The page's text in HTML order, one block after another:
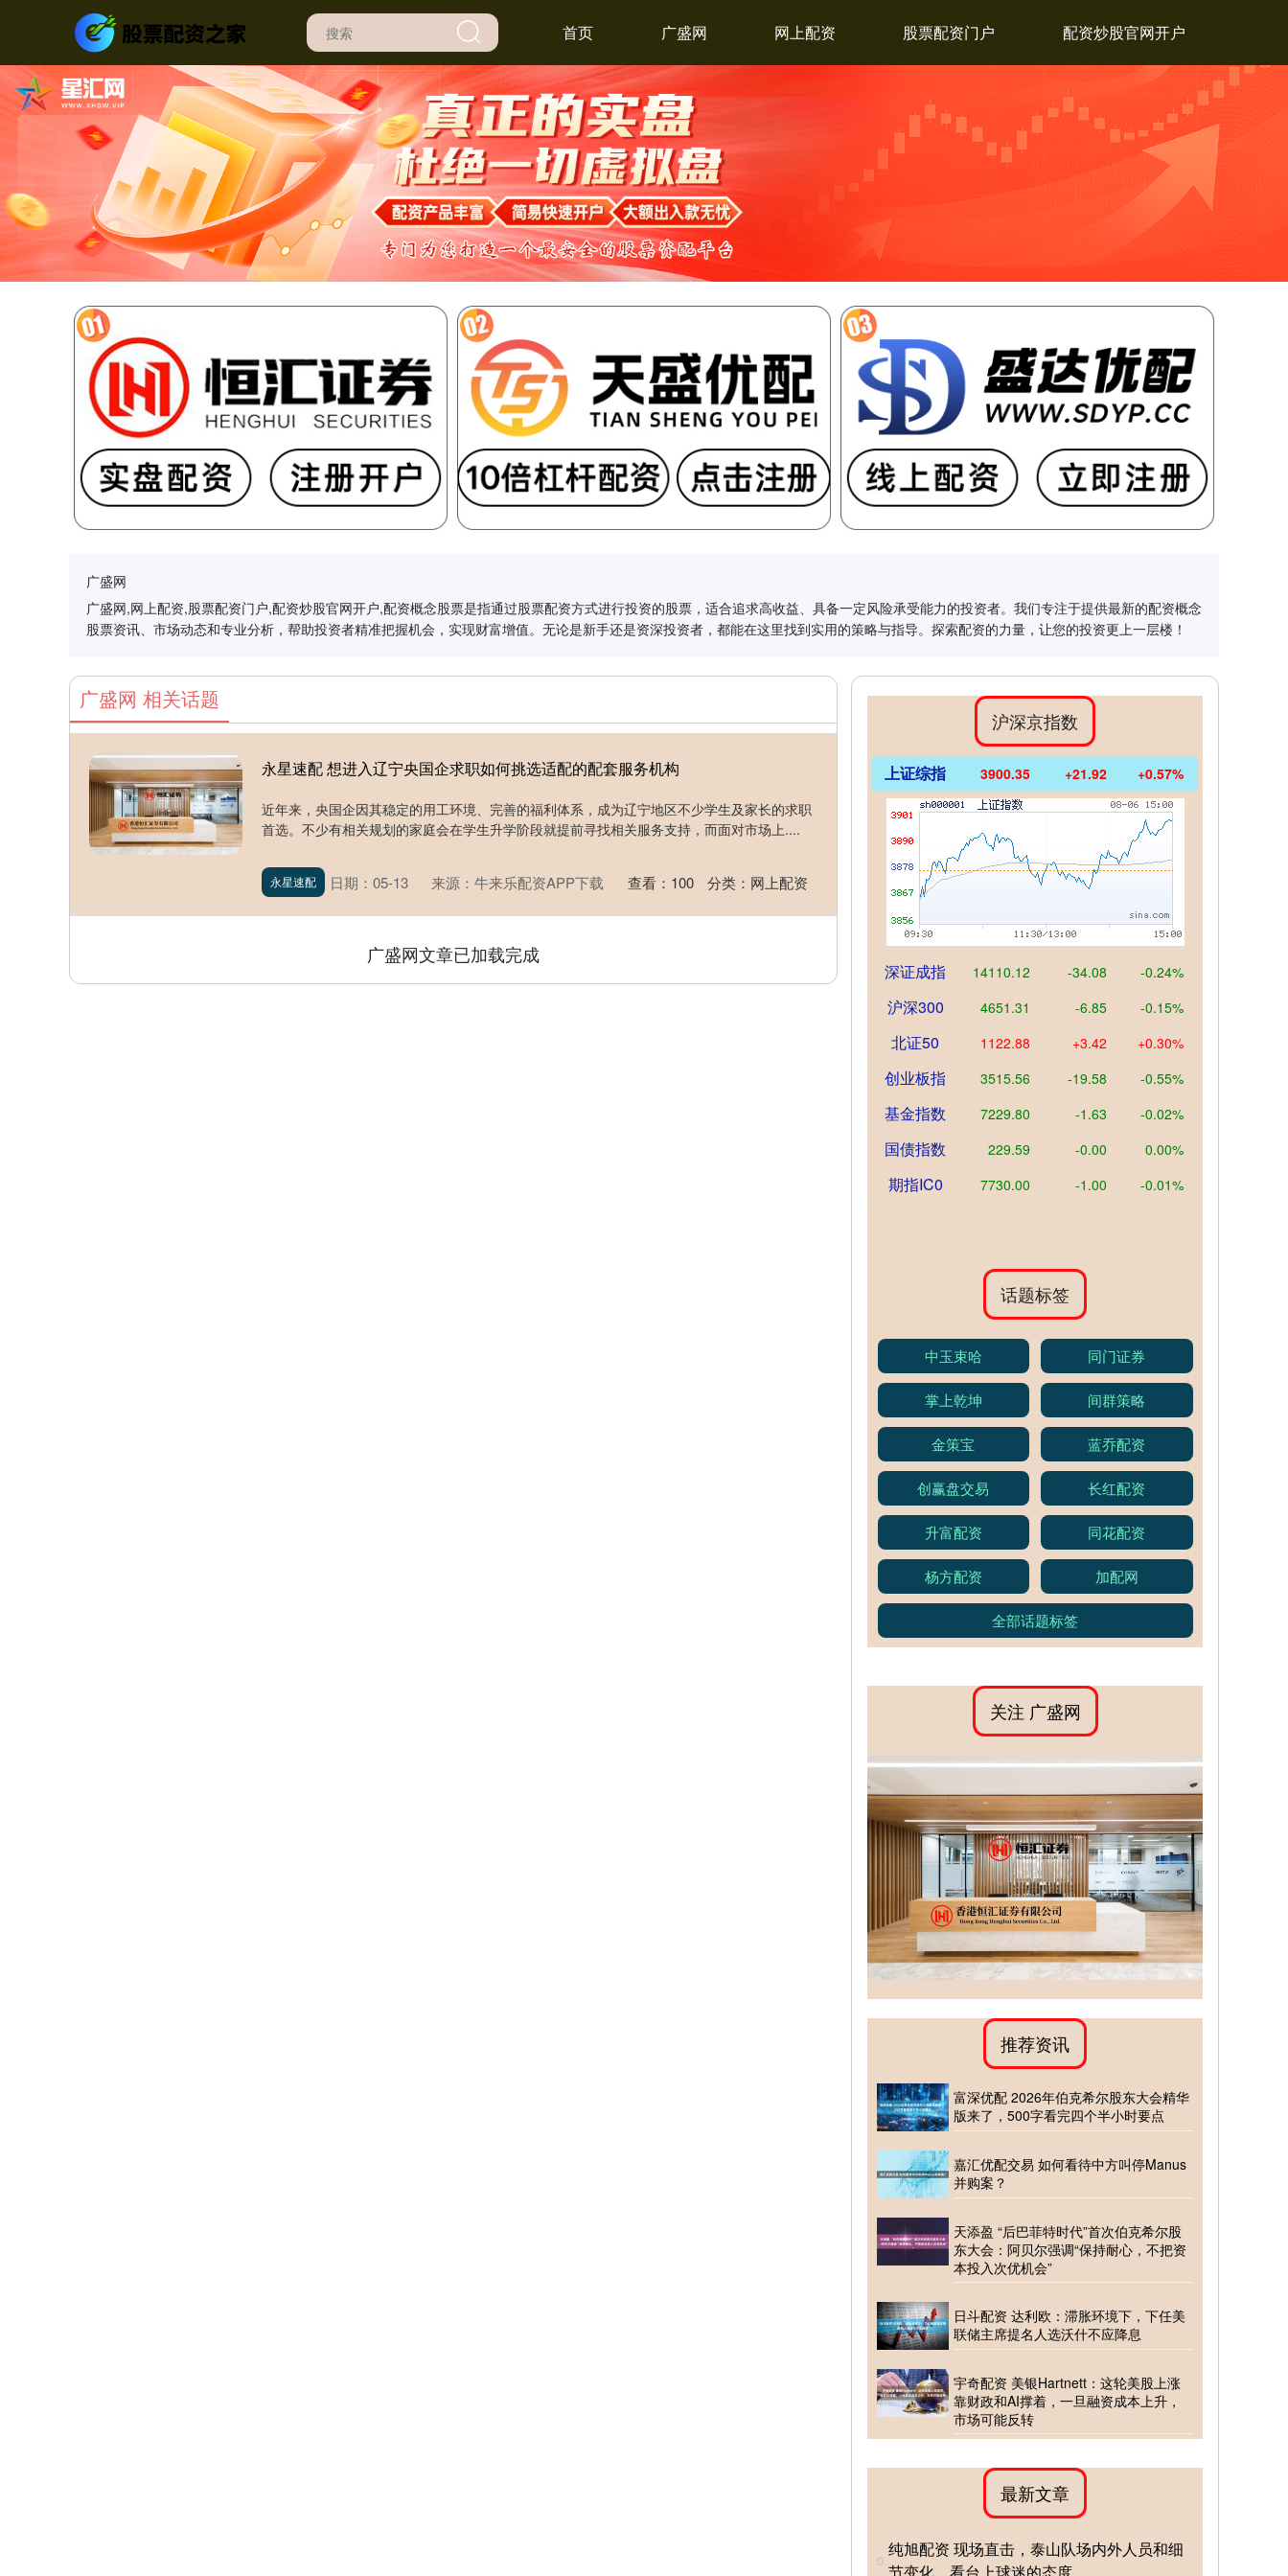
首页 广盛网 网上配资 股票配资门户 配资炒股官网开户
广盛网
广盛网,网上配资,股票配资门户,配资炒股官网开户,配资概念股票是指通过股票配资方式进行投资的股票，适合追求高收益、具备一定风险承受能力的投资者。我们专注于提供最新的配资概念
股票资讯、市场动态和专业分析，帮助投资者精准把握机会，实现财富增值。无论是新手还是资深投资者，都能在这里找到实用的策略与指导。探索配资的力量，让您的投资更上一层楼！
广盛网 相关话题
永星速配 想进入辽宁央国企求职如何挑选适配的配套服务机构
近年来，央国企因其稳定的用工环境、完善的福利体系，成为辽宁地区不少学生及家长的求职
首选。不少有相关规划的家庭会在学生升学阶段就提前寻找相关服务支持，而面对市场上....
永星速配 日期：05-13 来源：牛来乐配资APP下载 查看： 100 分类： 网上配资
广盛网文章已加载完成
沪深京指数
上证综指 3900.35 +21.92 +0.57%
深证成指 14110.12 -34.08 -0.24%
沪深300 4651.31 -6.85 -0.15%
北证50 1122.88 +3.42 +0.30%
创业板指 3515.56 -19.58 -0.55%
基金指数 7229.80 -1.63 -0.02%
国债指数 229.59 -0.00 0.00%
期指IC0 7730.00 -1.00 -0.01%
话题标签
中玉束哈 同门证券
掌上乾坤 间群策略
金策宝 蓝乔配资
创赢盘交易 长红配资
升富配资 同花配资
杨方配资 加配网
全部话题标签
关注 广盛网
推荐资讯
富深优配 2026年伯克希尔股东大会精华
版来了，500字看完四个半小时要点
嘉汇优配交易 如何看待中方叫停Manus
并购案？
天添盈 “后巴菲特时代”首次伯克希尔股
东大会：阿贝尔强调“保持耐心，不把资
本投入次优机会”
日斗配资 达利欧：滞胀环境下，下任美
联储主席提名人选沃什不应降息
宇奇配资 美银Hartnett：这轮美股上涨
靠财政和AI撑着，一旦融资成本上升，
市场可能反转
最新文章
纯旭配资 现场直击，泰山队场内外人员和细